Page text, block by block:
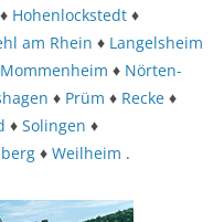
♦ Hohenlockstedt ♦
am Rhein ♦ Langelsheim
Mommenheim ♦ Nörten-
♦ Prüm ♦ Recke ♦
♦ Solingen ♦
♦ Weilheim .